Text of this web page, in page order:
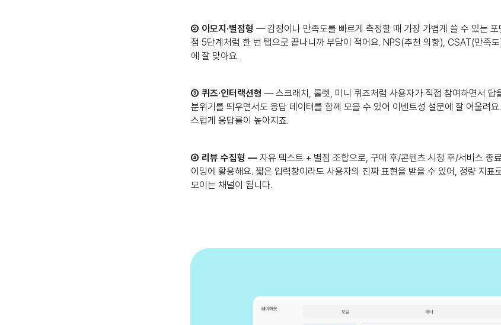
② 이모지·별점형 — 감정이나 만족도를 빠르게 측정할 때 가장 가볍게 쓸 수 있는 포
점 5단계처럼 한 번 탭으로 끝나니까 부담이 적어요. NPS(추천 의향), CSAT(만족
에 잘 맞아요.
③ 퀴즈·인터랙션형 — 스크래치, 룰렛, 미니 퀴즈처럼 사용자가 직접 참여하면서 답
분위기를 띄우면서도 응답 데이터를 함께 모을 수 있어 이벤트성 설문에 잘 어울려
스럽게 응답률이 높아지죠.
④ 리뷰 수집형 — 자유 텍스트 + 별점 조합으로, 구매 후/콘텐츠 시청 후/서비스 종
이밍에 활용해요. 짧은 입력창이라도 사용자의 진짜 표현을 받을 수 있어, 정량 지표
모이는 채널이 됩니다.